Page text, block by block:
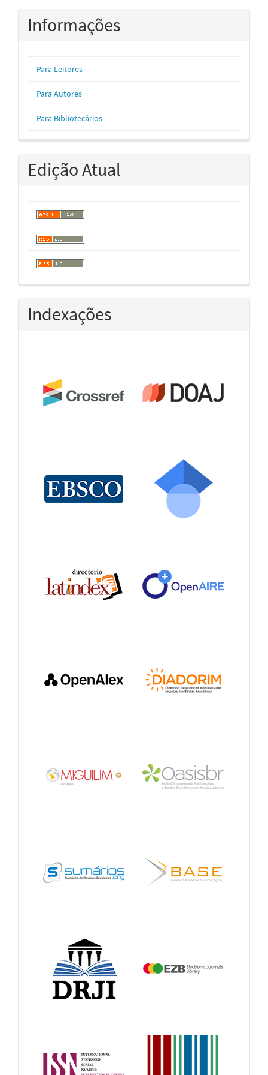
Informações
Para Leitores
Para Autores
Para Bibliotecários
Edição Atual
Indexações